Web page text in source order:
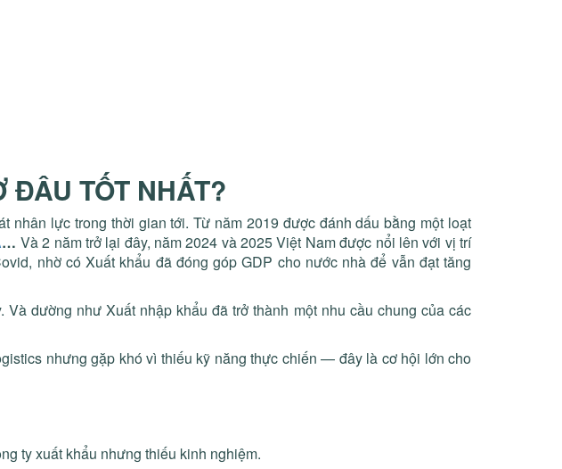
ĐÂU TỐT NHẤT?
nhân lực trong thời gian tới. Từ năm 2019 được đánh dấu bằng một loạt
… Và 2 năm trở lại đây, năm 2024 và 2025 Việt Nam được nổi lên với vị trí
nhờ có Xuất khẩu đã đóng góp GDP cho nước nhà để vẫn đạt tăng
dường như Xuất nhập khẩu đã trở thành một nhu cầu chung của các
nhưng gặp khó vì thiếu kỹ năng thực chiến — đây là cơ hội lớn cho
ty xuất khẩu nhưng thiếu kinh nghiệm.